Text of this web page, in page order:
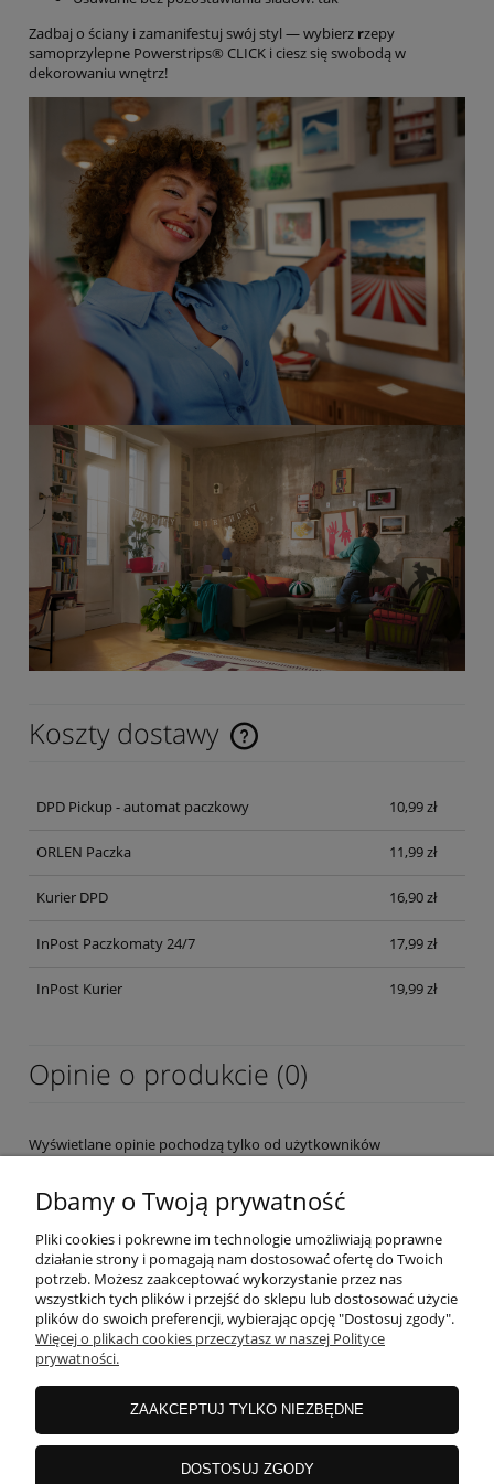
Zadbaj o ściany i zamanifestuj swój styl — wybierz rzepy
samoprzylepne Powerstrips® CLICK i ciesz się swobodą w
dekorowaniu wnętrz!
Koszty dostawy
Cena nie zawiera ewentualnych kosztów płatności
DPD Pickup - automat paczkowy 10,99 zł
ORLEN Paczka 11,99 zł
Kurier DPD 16,90 zł
InPost Paczkomaty 24/7 17,99 zł
InPost Kurier 19,99 zł
Opinie o produkcie (0)
Wyświetlane opinie pochodzą tylko od użytkowników
OBSŁUGA KLIENTA
MOJE KONTO
INFORMACJE
Dbamy o Twoją prywatność
Pliki cookies i pokrewne im technologie umożliwiają poprawne
działanie strony i pomagają nam dostosować ofertę do Twoich
potrzeb. Możesz zaakceptować wykorzystanie przez nas
wszystkich tych plików i przejść do sklepu lub dostosować użycie
plików do swoich preferencji, wybierając opcję "Dostosuj zgody".
Więcej o plikach cookies przeczytasz w naszej Polityce
prywatności.
ZAAKCEPTUJ TYLKO NIEZBĘDNE
DOSTOSUJ ZGODY